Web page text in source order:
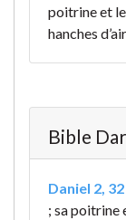
poitrine et
hanches
Bible
Daniel 2, 32
; sa poitrine